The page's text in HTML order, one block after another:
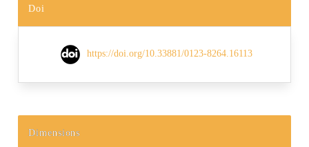
Doi
https://doi.org/10.33881/0123-8264.16113
Dimensions